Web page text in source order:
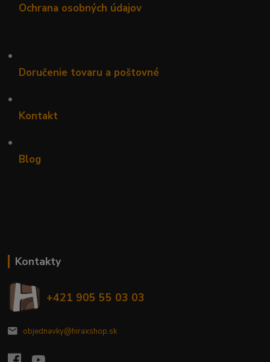
Ochrana osobných údajov
•
Doručenie tovaru a poštovné
•
Kontakt
•
Blog
Kontakty
+421 905 55 03 03
objednavky@hiraxshop.sk